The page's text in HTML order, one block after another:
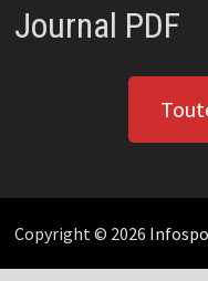
Journal PDF
Copyright © 2026